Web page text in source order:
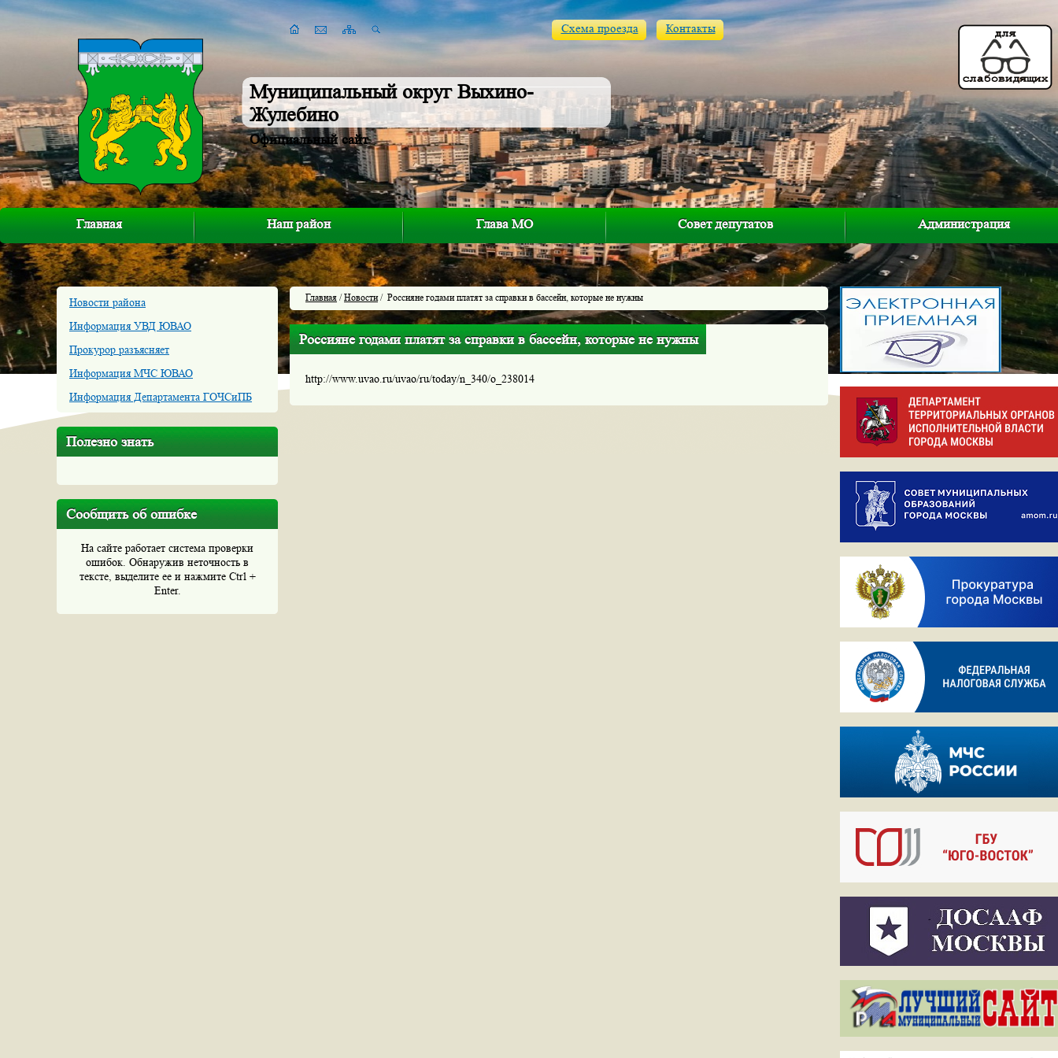
Муниципальный округ Выхино-
Жулебино
Официальный сайт
Схема проезда Контакты
Главная Наш район Глава МО Совет депутатов Администрация
Новости района
Информация УВД ЮВАО
Прокурор разъясняет
Информация МЧС ЮВАО
Информация Департамента ГОЧСиПБ
Полезно знать
Сообщить об ошибке
На сайте работает система проверки
ошибок. Обнаружив неточность в
тексте, выделите ее и нажмите Ctrl +
Enter.
Главная /Новости/ Россияне годами платят за справки в бассейн, которые не нужны
Россияне годами платят за справки в бассейн, которые не нужны
http://www.uvao.ru/uvao/ru/today/n_340/o_238014